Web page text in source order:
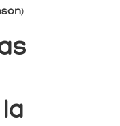
).